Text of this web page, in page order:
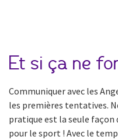
Et si ça ne
Communiquer avec les
les premières tentatives.
pratique est la seule façon
pour le sport ! Avec le